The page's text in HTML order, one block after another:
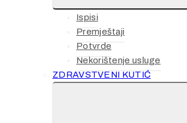
Ispisi
Premještaji
Potvrde
Nekorištenje usluge
ZDRAVSTVENI KUTIĆ